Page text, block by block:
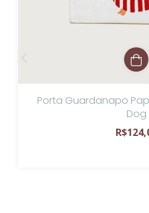
Porta Guardanapo
Dog